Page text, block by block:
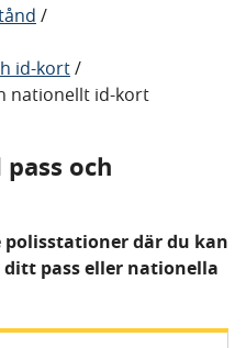
/
id-kort/
nationellt id-kort
och
där du kan
pass eller nationella